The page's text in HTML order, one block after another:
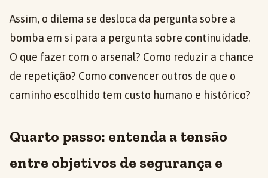
Assim, o dilema se desloca da pergunta sobre a
bomba em si para a pergunta sobre continuidade.
O que fazer com o arsenal? Como reduzir a chance
de repetição? Como convencer outros de que o
caminho escolhido tem custo humano e histórico?
Quarto passo: entenda a tensão
entre objetivos de segurança e